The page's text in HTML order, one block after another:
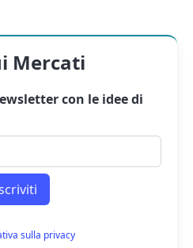
Mercati
con le idee di
sulla privacy